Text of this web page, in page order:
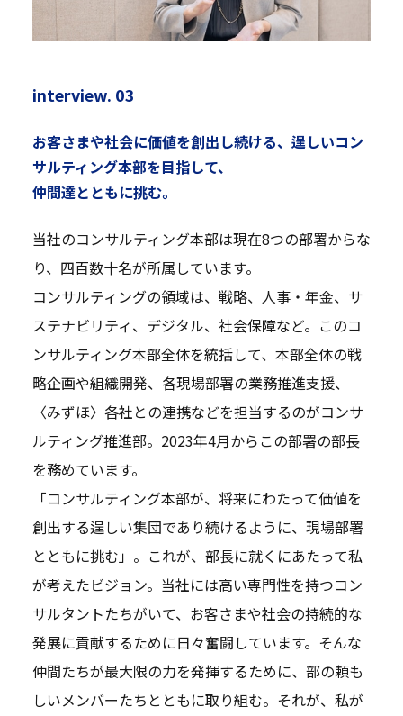
interview. 03
お客さまや社会に価値を創出し続ける、逞しいコン
サルティング本部を目指して、
仲間達とともに挑む。
当社のコンサルティング本部は現在8つの部署からな
り、四百数十名が所属しています。
コンサルティングの領域は、戦略、人事・年金、サ
ステナビリティ、デジタル、社会保障など。このコ
ンサルティング本部全体を統括して、本部全体の戦
略企画や組織開発、各現場部署の業務推進支援、
〈みずほ〉各社との連携などを担当するのがコンサ
ルティング推進部。2023年4月からこの部署の部長
を務めています。
「コンサルティング本部が、将来にわたって価値を
創出する逞しい集団であり続けるように、現場部署
とともに挑む」。これが、部長に就くにあたって私
が考えたビジョン。当社には高い専門性を持つコン
サルタントたちがいて、お客さまや社会の持続的な
発展に貢献するために日々奮闘しています。そんな
仲間たちが最大限の力を発揮するために、部の頼も
しいメンバーたちとともに取り組む。それが、私が